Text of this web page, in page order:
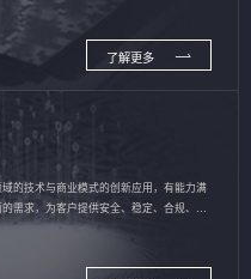
了解更多
的技术与商业模式的创新应用，有能力满
需求，为客户提供安全、稳定、合规、持